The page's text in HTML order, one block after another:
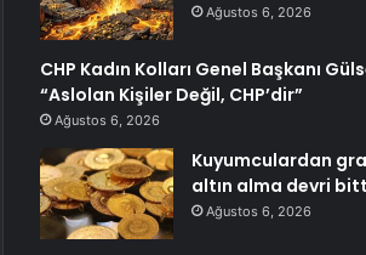
Ağustos 6, 2026
CHP Kadın Kolları Genel Başkanı
“Aslolan Kişiler Değil, CHP’dir”
Ağustos 6, 2026
Kuyumculardan
altın alma devri
Ağustos 6, 2026